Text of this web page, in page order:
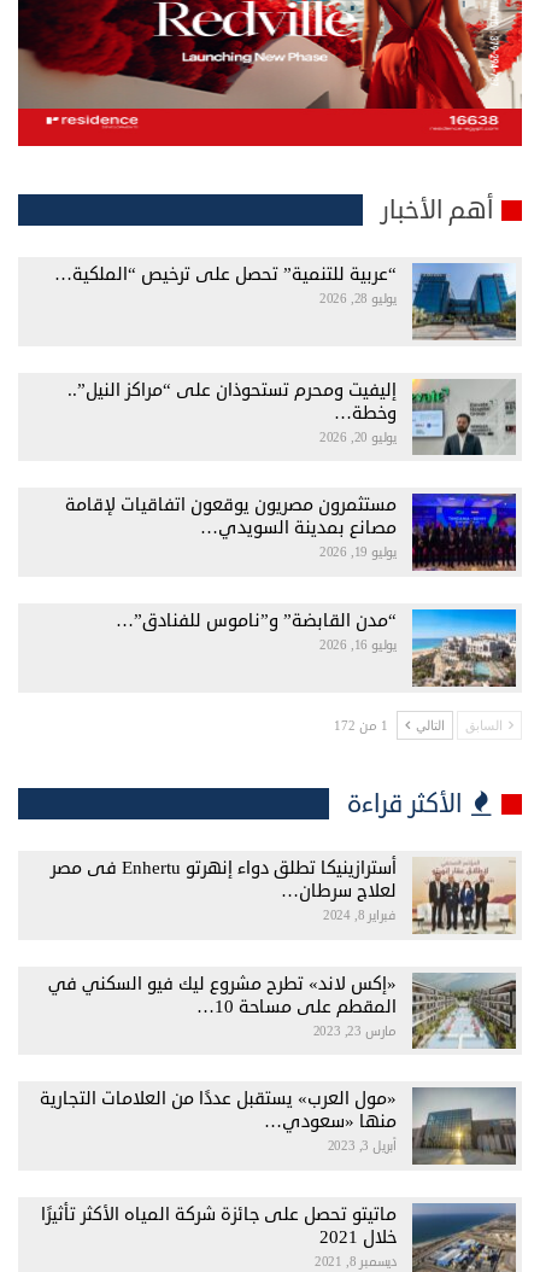
أهم الأخبار
“عربية للتنمية” تحصل على ترخيص “الملكية…
يوليو 28, 2026
إليفيت ومحرم تستحوذان على “مراكز النيل”..
وخطة…
يوليو 20, 2026
مستثمرون مصريون يوقعون اتفاقيات لإقامة
مصانع بمدينة السويدي…
يوليو 19, 2026
“مدن القابضة” و”ناموس للفنادق”…
يوليو 16, 2026
السابق التالي 1 من 172
الأكثر قراءة
أسترازينيكا تطلق دواء إنهرتو Enhertu فى مصر
لعلاج سرطان…
فبراير 8, 2024
«إكس لاند» تطرح مشروع ليك فيو السكني في
المقطم على مساحة 10…
مارس 23, 2023
«مول العرب» يستقبل عددًا من العلامات التجارية
منها «سعودي…
أبريل 3, 2023
ماتيتو تحصل على جائزة شركة المياه الأكثر تأثيرًا
خلال 2021
ديسمبر 8, 2021